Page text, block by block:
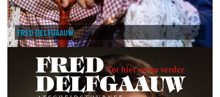
FRED DELFGAAUW